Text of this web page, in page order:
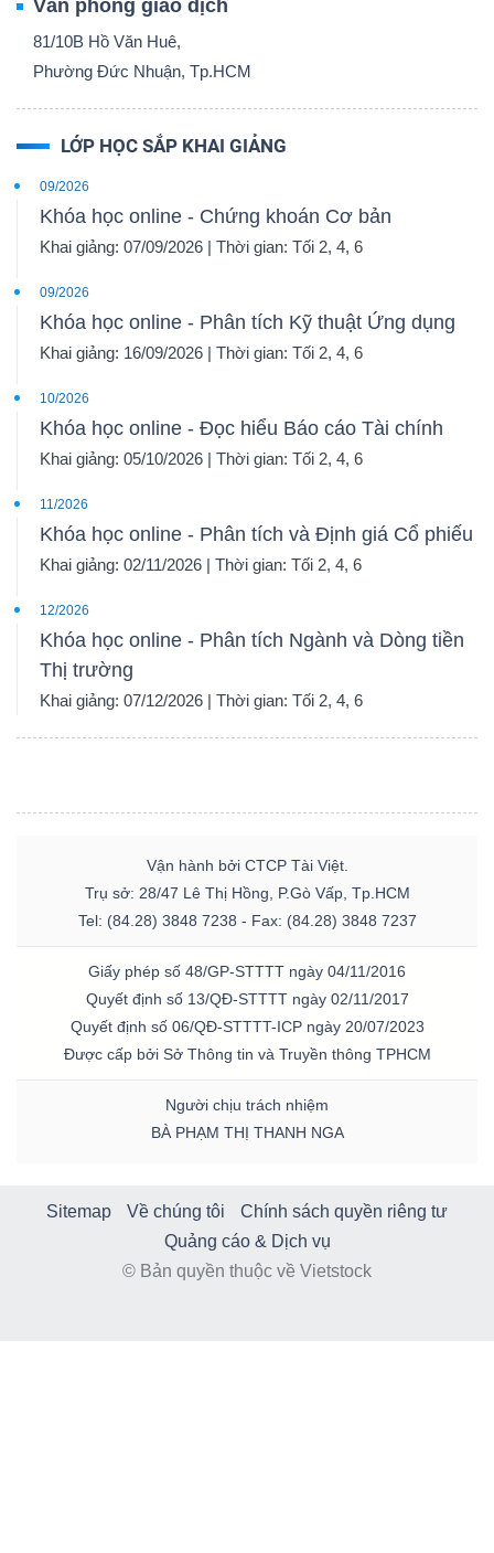
Văn phòng giao dịch
81/10B Hồ Văn Huê,
Phường Đức Nhuận, Tp.HCM
LỚP HỌC SẮP KHAI GIẢNG
09/2026
Khóa học online - Chứng khoán Cơ bản
Khai giảng: 07/09/2026 | Thời gian: Tối 2, 4, 6
09/2026
Khóa học online - Phân tích Kỹ thuật Ứng dụng
Khai giảng: 16/09/2026 | Thời gian: Tối 2, 4, 6
10/2026
Khóa học online - Đọc hiểu Báo cáo Tài chính
Khai giảng: 05/10/2026 | Thời gian: Tối 2, 4, 6
11/2026
Khóa học online - Phân tích và Định giá Cổ phiếu
Khai giảng: 02/11/2026 | Thời gian: Tối 2, 4, 6
12/2026
Khóa học online - Phân tích Ngành và Dòng tiền
Thị trường
Khai giảng: 07/12/2026 | Thời gian: Tối 2, 4, 6
Vận hành bởi CTCP Tài Việt.
Trụ sở: 28/47 Lê Thị Hồng, P.Gò Vấp, Tp.HCM
Tel: (84.28) 3848 7238 - Fax: (84.28) 3848 7237
Giấy phép số 48/GP-STTTT ngày 04/11/2016
Quyết định số 13/QĐ-STTTT ngày 02/11/2017
Quyết định số 06/QĐ-STTTT-ICP ngày 20/07/2023
Được cấp bởi Sở Thông tin và Truyền thông TPHCM
Người chịu trách nhiệm
BÀ PHẠM THỊ THANH NGA
Sitemap Về chúng tôi
Chính sách quyền riêng tư
Quảng cáo & Dịch vụ
© Bản quyền thuộc về Vietstock